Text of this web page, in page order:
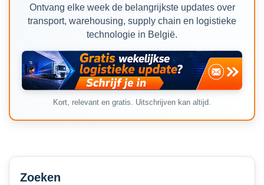
Ontvang elke week de belangrijkste updates over
transport, warehousing, supply chain en logistieke
technologie in België.
Kort, relevant en gratis. Uitschrijven kan altijd.
Secondary
Sidebar
Zoeken